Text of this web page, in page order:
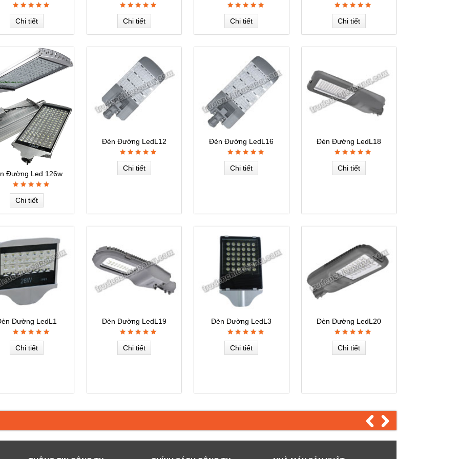
Chi tiết Chi tiết Chi tiết Chi tiết
Đường Led 126w
Chi tiết
Đèn Đường LedL12
Chi tiết
Đèn Đường LedL16
Chi tiết
Đèn Đường LedL18
Chi tiết
Đường LedL1
Chi tiết
Đèn Đường LedL19
Chi tiết
Đèn Đường LedL3
Chi tiết
Đèn Đường LedL20
Chi tiết